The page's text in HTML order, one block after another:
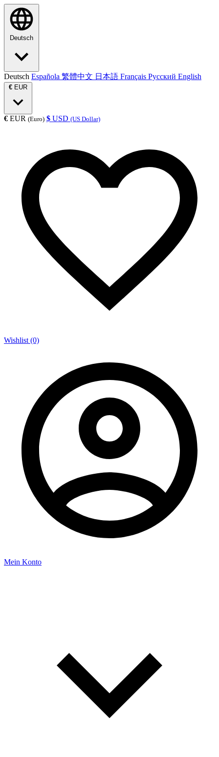
Deutsch
Deutsch Española 繁體中文 日本語 Français Русский English
€ EUR
€ EUR (Euro) $ USD (US Dollar)
Wishlist (0)
Mein Konto